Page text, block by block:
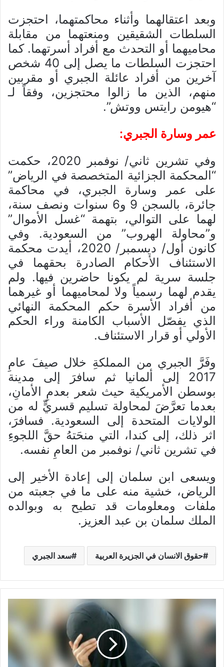
وبعد اعتقالهما وأثناء محاكمتهما، احتجزت
السلطات الشقيقين ومنعتهما من مقابلة
محاميهما أو التحدث مع أفراد أسرتهما. كما
احتجزت السلطات ما يصل إلى 40 شخص
آخرين من أفراد عائلة الجبري أو مقربين
منهم، الذين ما زالوا محتجزين، وفقاً لـ
“هيومن رايتس ووتش”.
عمر وسارة الجبري:
وفي تشرين ثاني/ نوفمبر 2020، حكمت
“المحكمة الجزائية المتخصصة في الرياض”
على عمر وسارة الجبري، في محاكمة
جائرة، بالسجن 9 و6 سنوات ونصف سنة،
لهما على التوالي، بتهمة “غسل الأموال”
و”محاولة الهروب” من السعودية. وفي
كانون أول/ ديسمبر/ 2020، أيدت محكمة
الاستئناف الأحكام الصادرة بحقهما في
جلسة سرية لم يكونا حاضرين فيها. ولم
يقدم لهما رسمياً ولا لمحاميهما أو غيرهما
من أفراد الأسرة حكم المحكمة النهائي
الذي يفصّل الأسباب الكامنة وراء الحكم
الأولي أو قرار الاستئناف.
وفَرَّ الجبري من المملكةِ خلال صيفَ عامِ
2017 إلى ألمانيا ثم سافرَ إلى مدينة
بوسطن الأمريكية حيث شعر بعدمِ الأمانِ،
بعدما تعرَّضَ لمحاولة تسليم قسريٍّ له من
الولايات المتحدة إلى السعودية. فسافرَ،
اثر ذلك، إلى كندا، التي منحَتهُ حقَّ اللجوءِ
في تشرين ثاني/ نوفمبر من العامِ نفسه.
ويسعى ابن سلمان إلى إعادة الأخير إلى
الرياض، خشية منه على ما في جعبته من
ملفات ومعلومات قد تطيح به وبوالده
الملك سلمان بن عبد العزيز.
حقوق الانسان في الجزيرة العربية سعد الجبري